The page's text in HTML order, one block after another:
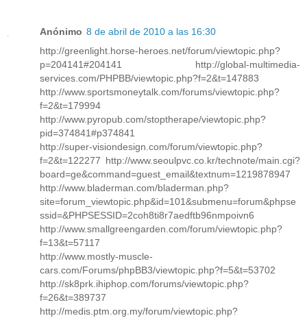
Anónimo 8 de abril de 2010 a las 16:30
http://greenlight.horse-heroes.net/forum/viewtopic.php?
p=204141#204141 http://global-multimedia-
services.com/PHPBB/viewtopic.php?f=2&t=147883
http://www.sportsmoneytalk.com/forums/viewtopic.php?
f=2&t=179994
http://www.pyropub.com/stoptherape/viewtopic.php?
pid=374841#p374841
http://super-visiondesign.com/forum/viewtopic.php?
f=2&t=122277 http://www.seoulpvc.co.kr/technote/main.cgi?
board=ge&command=guest_email&textnum=1219878947
http://www.bladerman.com/bladerman.php?
site=forum_viewtopic.php&id=101&submenu=forum&phpse
ssid=&PHPSESSID=2coh8ti8r7aedftb96nmpoivn6
http://www.smallgreengarden.com/forum/viewtopic.php?
f=13&t=57117
http://www.mostly-muscle-
cars.com/Forums/phpBB3/viewtopic.php?f=5&t=53702
http://sk8prk.ihiphop.com/forums/viewtopic.php?
f=26&t=389737
http://medis.ptm.org.my/forum/viewtopic.php?